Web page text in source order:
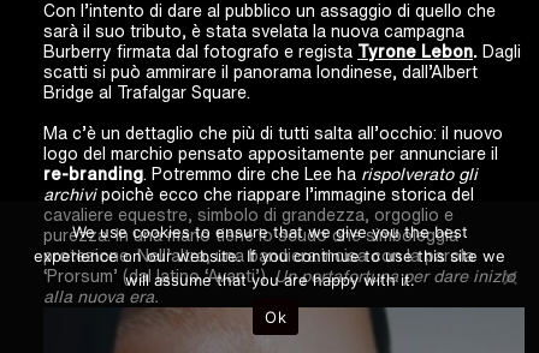
We use cookies to ensure that we give you the best
experience on our website. If you continue to use this site we
will assume that you are happy with it.
Ok
Con l’intento di dare al pubblico un assaggio di quello che
sarà il suo tributo, è stata svelata la nuova campagna
Burberry firmata dal fotografo e regista Tyrone Lebon. Dagli
scatti si può ammirare il panorama londinese, dall’Albert
Bridge al Trafalgar Square.
Ma c’è un dettaglio che più di tutti salta all’occhio: il nuovo
logo del marchio pensato appositamente per annunciare il
re-branding. Potremmo dire che Lee ha rispolverato gli
archivipoichè ecco che riappare l’immagine storica del
cavaliere equestre, simbolo di grandezza, orgoglio e
purezza. In una mano tiene lo scudo che simboleggia
protezione. Nell’altra, una bandiera incisa con la parola
‘Prorsum’ (dal latino ‘Avanti’). Un portafortuna per dare inizio
alla nuova era.